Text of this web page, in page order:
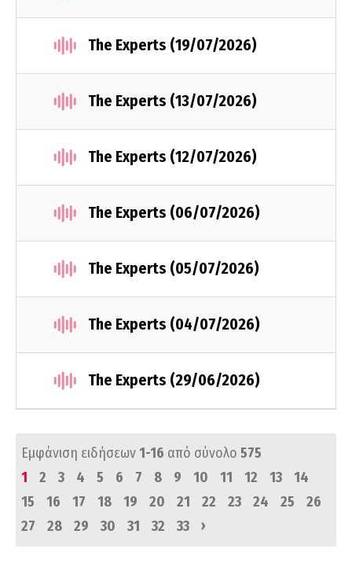
The Experts (19/07/2026)
The Experts (13/07/2026)
The Experts (12/07/2026)
The Experts (06/07/2026)
The Experts (05/07/2026)
The Experts (04/07/2026)
The Experts (29/06/2026)
Εμφάνιση ειδήσεων1-16 από σύνολο 575
1
2 3 4 5 6 7 8 9 10 11 12 13
14
15
16 17 18 19 20 21 22 23 24 25
26
27
28 29 30 31 32 33 ›